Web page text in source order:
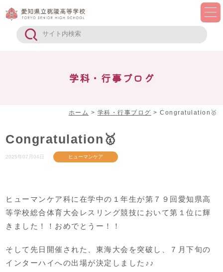
学科・行事ブログ
ホーム > 学科・行事ブログ >Congratulation🥇
Congratulation🥇
2025年07月04日 ヒューマンケア
ヒューマンケア科に在学中の１年生が第７９回愛知県高
等学校総合体育大会レスリング競技において第１位に輝
きました！！おめでとうー！！
そして先日開催された、東海大会を突破し、７月下旬の
インターハイへの出場が決定しました♪♪